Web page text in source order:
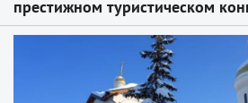
престижном туристическом